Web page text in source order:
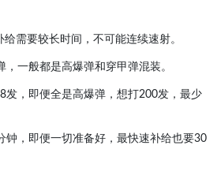
需要较长时间，不可能连续速射。
一般都是高爆弹和穿甲弹混装。
发，即便全是高爆弹，想打200发，最少
钟，即便一切准备好，最快速补给也要30